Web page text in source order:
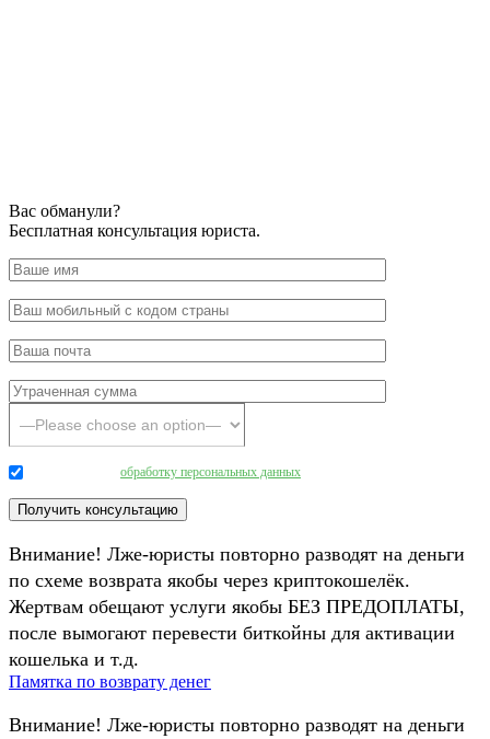
Вас обманули?
Бесплатная консультация юриста.
обработку персональных данных
Внимание! Лже-юристы повторно разводят на деньги
по схеме возврата якобы через криптокошелёк.
Жертвам обещают услуги якобы БЕЗ ПРЕДОПЛАТЫ,
после вымогают перевести биткойны для активации
кошелька и т.д.
Памятка по возврату денег
Внимание! Лже-юристы повторно разводят на деньги